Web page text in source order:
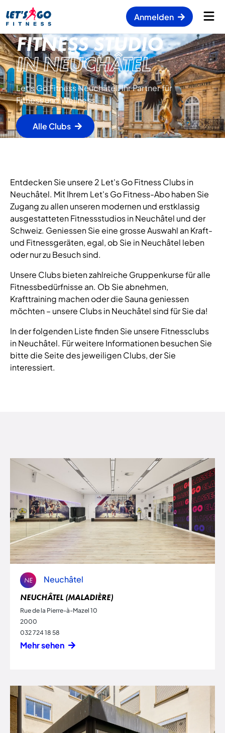
Anmelden
FITNESS STUDIO
IN NEUCHÂTEL
Let's Go Fitness Neuchâtel: Ihr Partner für
Fitness und Wellness
Alle Clubs
Entdecken Sie unsere 2 Let's Go Fitness Clubs in
Neuchâtel. Mit Ihrem Let's Go Fitness-Abo haben Sie
Zugang zu allen unseren modernen und erstklassig
ausgestatteten Fitnessstudios in Neuchâtel und der
Schweiz. Geniessen Sie eine grosse Auswahl an Kraft-
und Fitnessgeräten, egal, ob Sie in Neuchâtel leben
oder nur zu Besuch sind.
Unsere Clubs bieten zahlreiche Gruppenkurse für alle
Fitnessbedürfnisse an. Ob Sie abnehmen,
Krafttraining machen oder die Sauna geniessen
möchten – unsere Clubs in Neuchâtel sind für Sie da!
In der folgenden Liste finden Sie unsere Fitnessclubs
in Neuchâtel. Für weitere Informationen besuchen Sie
bitte die Seite des jeweiligen Clubs, der Sie
interessiert.
NE Neuchâtel
NEUCHÂTEL (MALADIÈRE)
Rue de la Pierre-à-Mazel 10
2000
032 724 18 58
Mehr sehen